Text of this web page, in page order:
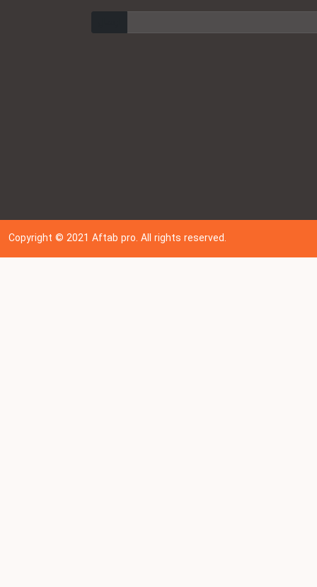
Copyright © 202 1Aftab pro. All rights reserved.